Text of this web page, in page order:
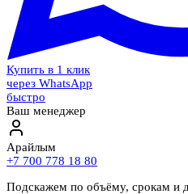
Купить в 1 клик
через WhatsApp
быстро
Ваш менеджер
Арайлым
+7 700 778 18 80
Подскажем по объёму, срокам и